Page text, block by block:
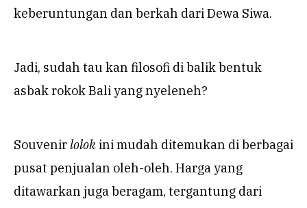
keberuntungan dan berkah dari Dewa Siwa.
Jadi, sudah tau kan filosofi di balik bentuk
asbak rokok Bali yang nyeleneh?
Souvenirlolokini mudah ditemukan di berbagai
pusat penjualan oleh-oleh. Harga yang
ditawarkan juga beragam, tergantung dari